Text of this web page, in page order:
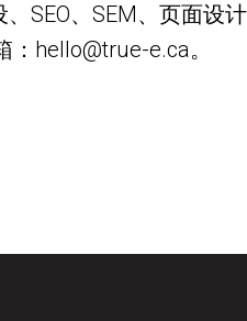
SEO、SEM、页面
hello@true-e.ca。